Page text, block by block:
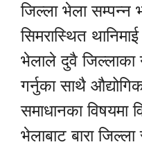
जिल्ला भेला
सिमरास्थित
भेलाले दुवै जिल्लाका
गर्नुका साथै
समाधानका विषयमा
भेलाबाट बारा